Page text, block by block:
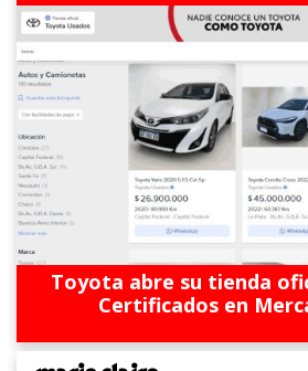
Toyota abre su tienda
Certificados en